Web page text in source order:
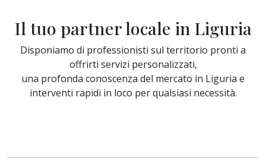
Il tuo partner locale in Liguria
Disponiamo di professionisti sul territorio pronti a
offrirti servizi personalizzati,
una profonda conoscenza del mercato in Liguria e
interventi rapidi in loco per qualsiasi necessità.